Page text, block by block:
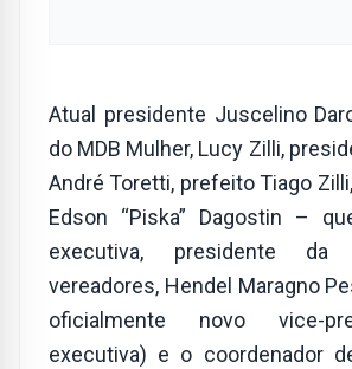
Atual presidente Juscelino
do MDB Mulher, Lucy Zilli,
André Toretti, prefeito Tiago
Edson “Piska” Dagostin –
executiva, presidente
vereadores, Hendel Maragno
oficialmente novo vice-
executiva) e o coordenador